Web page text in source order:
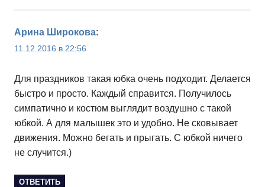
Арина Широкова:
11.12.2016 в 22:56
Для праздников такая юбка очень подходит. Делается
быстро и просто. Каждый справится. Получилось
симпатично и костюм выглядит воздушно с такой
юбкой. А для малышек это и удобно. Не сковывает
движения. Можно бегать и прыгать. С юбкой ничего
не случится.)
ОТВЕТИТЬ